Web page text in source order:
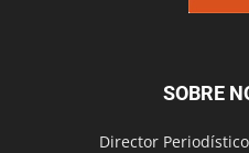
SOBRE
Director